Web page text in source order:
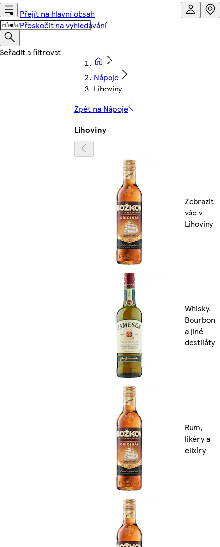
Přejít na hlavní obsah
Přeskočit na vyhledávání
Nápoje
Lihoviny
Zpět na Nápoje
Lihoviny
Zobrazit
vše v
Lihoviny
Whisky,
Bourbon
a jiné
destiláty
Rum,
likéry a
elixíry